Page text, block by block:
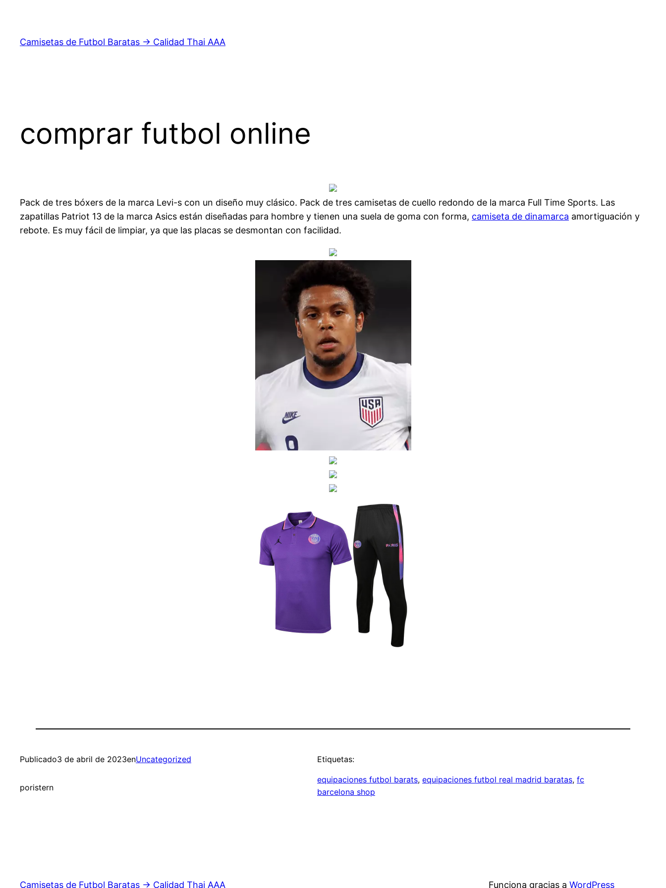
contenido
Camisetas de Futbol Baratas → Calidad Thai AAA
comprar futbol online
Pack de tres bóxers de la marca Levi-s con un diseño muy clásico. Pack de tres camisetas de cuello redondo de la marca Full Time Sports. Las
zapatillas Patriot 13 de la marca Asics están diseñadas para hombre y tienen una suela de goma con forma, camiseta de dinamarca amortiguación y
rebote. Es muy fácil de limpiar, ya que las placas se desmontan con facilidad.
Publicado3 de abril de 2023enUncategorized
poristern
Etiquetas:
equipaciones futbol barats, equipaciones futbol real madrid baratas, fc
barcelona shop
Camisetas de Futbol Baratas → Calidad Thai AAA Funciona gracias a WordPress